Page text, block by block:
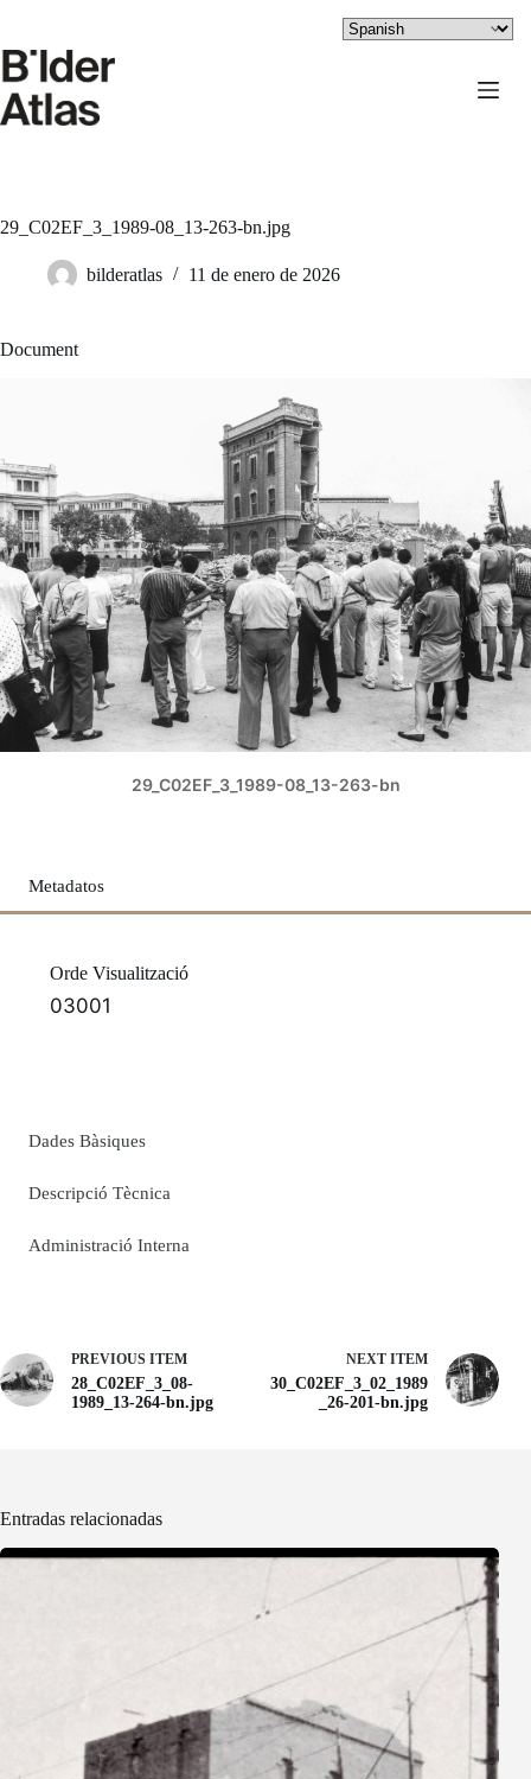
contenido
29_C02EF_3_1989-08_13-263-bn.jpg
bilderatlas 11 de enero de 2026
Document
29_C02EF_3_1989-08_13-263-bn
Metadatos
Orde Visualització
03001
Dades Bàsiques
Descripció Tècnica
Administració Interna
PREVIOUS ITEM
28_C02EF_3_08-
1989_13-264-bn.jpg
NEXT ITEM
30_C02EF_3_02_1989
_26-201-bn.jpg
Entradas relacionadas